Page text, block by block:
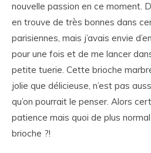
nouvelle passion en ce moment.
en trouve de très bonnes dans
parisiennes, mais j’avais envie
pour une fois et de me lancer
petite tuerie. Cette brioche
jolie que délicieuse, n’est pas
qu’on pourrait le penser. Alors
patience mais quoi de plus normal
brioche ?!